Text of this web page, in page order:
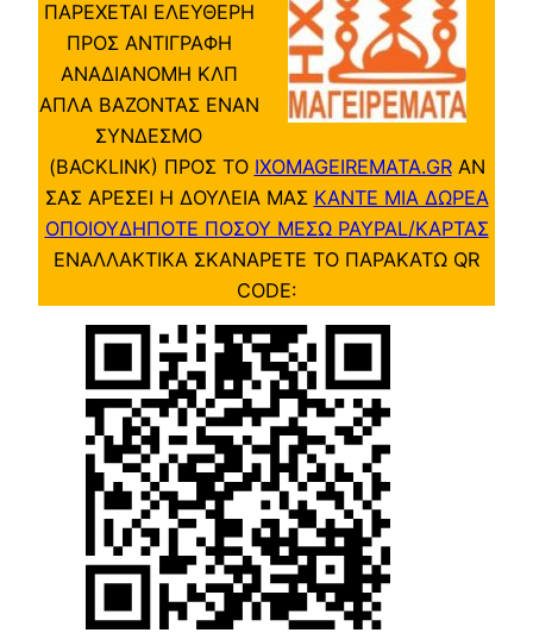
ΠΑΡΕΧΕΤΑΙ ΕΛΕΥΘΕΡΗ
ΠΡΟΣ ΑΝΤΙΓΡΑΦΗ
ΑΝΑΔΙΑΝΟΜΗ ΚΛΠ
ΑΠΛΑ ΒΑΖΟΝΤΑΣ ΕΝΑΝ
ΣΥΝΔΕΣΜΟ
(BACKLINK) ΠΡΟΣ ΤΟ IXOMAGEIREMATA.GRΑΝ
ΣΑΣ ΑΡΕΣΕΙ Η ΔΟΥΛΕΙΑ ΜΑΣ ΚΑΝΤΕ ΜΙΑ ΔΩΡΕΑ
ΟΠΟΙΟΥΔΗΠΟΤΕ ΠΟΣΟΥ ΜΕΣΩ PAYPAL/ΚΑΡΤΑΣ
ΕΝΑΛΛΑΚΤΙΚΑ ΣΚΑΝΑΡΕΤΕ ΤΟ ΠΑΡΑΚΑΤΩ QR
CODE: